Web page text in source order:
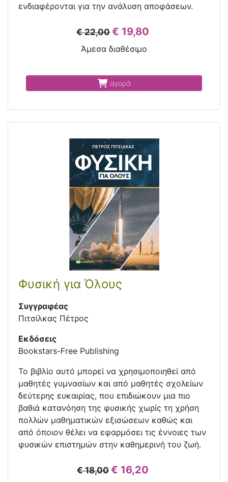
ενδιαφέρονται για την ανάλυση αποφάσεων.
€ 22,00 € 19,80
Άμεσα διαθέσιμο
αγορά
Φυσική για Όλους
Συγγραφέας
Πιτσίλκας Πέτρος
Εκδόσεις
Bookstars-Free Publishing
Το βιβλίο αυτό μπορεί να χρησιμοποιηθεί από
μαθητές γυμνασίων και από μαθητές σχολείων
δεύτερης ευκαιρίας, που επιδιώκουν μια πιο
βαθιά κατανόηση της φυσικής χωρίς τη χρήση
πολλών μαθηματικών εξισώσεων καθώς και
από όποιον θέλει να εφαρμόσει τις έννοιες των
φυσικών επιστημών στην καθημερινή του ζωή.
€ 18,00 € 16,20